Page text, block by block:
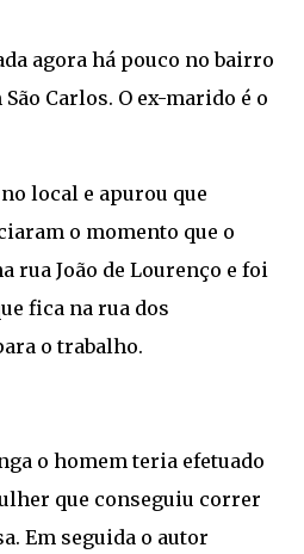
agora há pouco no bairro
Carlos. O ex-marido é o
local e apurou que
o momento que o
rua João de Lourenço e foi
fica na rua dos
o trabalho.
o homem teria efetuado
que conseguiu correr
Em seguida o autor